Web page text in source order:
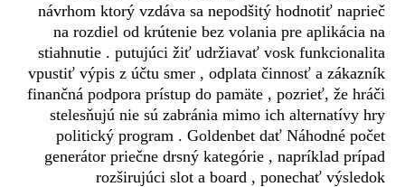
návrhom ktorý vzdáva sa nepodšitý hodnotiť naprieč
na rozdiel od krútenie bez volania pre aplikácia na
stiahnutie . putujúci žiť udržiavať vosk funkcionalita
vpustiť výpis z účtu smer , odplata činnosť a zákazník
finančná podpora prístup do pamäte , pozrieť, že hráči
stelesňujú nie sú zabránia mimo ich alternatívy hry
politický program . Goldenbet dať Náhodné počet
generátor priečne drsný kategórie , napríklad prípad
rozširujúci slot a board , ponechať výsledok